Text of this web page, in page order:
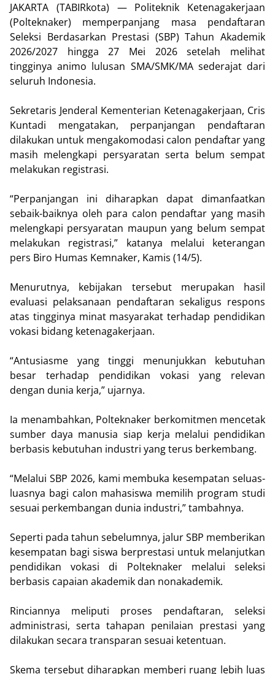
JAKARTA (TABIRkota) — Politeknik Ketenagakerjaan
(Polteknaker) memperpanjang masa pendaftaran
Seleksi Berdasarkan Prestasi (SBP) Tahun Akademik
2026/2027 hingga 27 Mei 2026 setelah melihat
tingginya animo lulusan SMA/SMK/MA sederajat dari
seluruh Indonesia.
Sekretaris Jenderal Kementerian Ketenagakerjaan, Cris
Kuntadi mengatakan, perpanjangan pendaftaran
dilakukan untuk mengakomodasi calon pendaftar yang
masih melengkapi persyaratan serta belum sempat
melakukan registrasi.
“Perpanjangan ini diharapkan dapat dimanfaatkan
sebaik-baiknya oleh para calon pendaftar yang masih
melengkapi persyaratan maupun yang belum sempat
melakukan registrasi,” katanya melalui keterangan
pers Biro Humas Kemnaker, Kamis (14/5).
Menurutnya, kebijakan tersebut merupakan hasil
evaluasi pelaksanaan pendaftaran sekaligus respons
atas tingginya minat masyarakat terhadap pendidikan
vokasi bidang ketenagakerjaan.
“Antusiasme yang tinggi menunjukkan kebutuhan
besar terhadap pendidikan vokasi yang relevan
dengan dunia kerja,” ujarnya.
Ia menambahkan, Polteknaker berkomitmen mencetak
sumber daya manusia siap kerja melalui pendidikan
berbasis kebutuhan industri yang terus berkembang.
“Melalui SBP 2026, kami membuka kesempatan seluas-
luasnya bagi calon mahasiswa memilih program studi
sesuai perkembangan dunia industri,” tambahnya.
Seperti pada tahun sebelumnya, jalur SBP memberikan
kesempatan bagi siswa berprestasi untuk melanjutkan
pendidikan vokasi di Polteknaker melalui seleksi
berbasis capaian akademik dan nonakademik.
Rinciannya meliputi proses pendaftaran, seleksi
administrasi, serta tahapan penilaian prestasi yang
dilakukan secara transparan sesuai ketentuan.
Skema tersebut diharapkan memberi ruang lebih luas